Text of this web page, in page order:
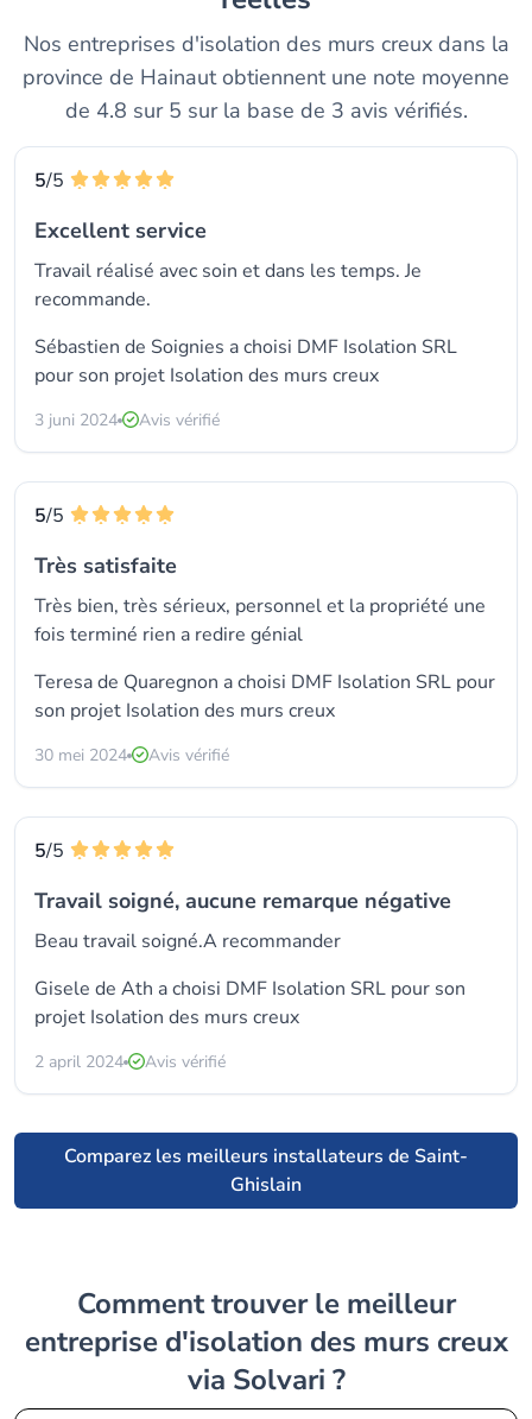
Nos entreprises d'isolation des murs creux dans la
province de Hainaut obtiennent une note moyenne
de 4.8 sur 5 sur la base de 3 avis vérifiés.
5/5
Excellent service
Travail réalisé avec soin et dans les temps. Je
recommande.
Sébastien de Soignies a choisi DMF Isolation SRL
pour son projet Isolation des murs creux
3 juni 2024 Avis vérifié
5/5
Très satisfaite
Très bien, très sérieux, personnel et la propriété une
fois terminé rien a redire génial
Teresa de Quaregnon a choisi DMF Isolation SRL pour
son projet Isolation des murs creux
30 mei 2024 Avis vérifié
5/5
Travail soigné, aucune remarque négative
Beau travail soigné.A recommander
Gisele de Ath a choisi DMF Isolation SRL pour son
projet Isolation des murs creux
2 april 2024 Avis vérifié
Comparez les meilleurs installateurs de Saint-
Ghislain
Comment trouver le meilleur
entreprise d'isolation des murs creux
via Solvari ?